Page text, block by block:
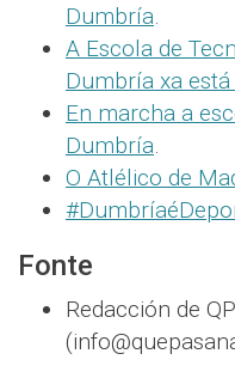
Dumbría.
A Escola de
Dumbría xa
En marcha a
Dumbría.
O Atlélico de
Fonte
Redacción de